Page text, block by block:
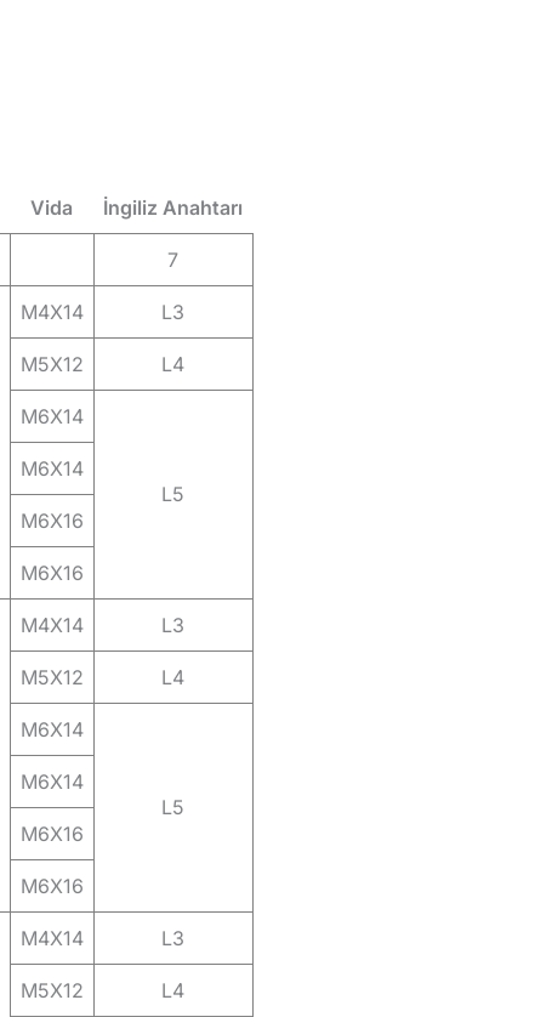
Vida İngiliz Anahtarı
7
M4X14 L3
M5X12 L4
M6X14
L5
M6X14
M6X16
M6X16
M4X14 L3
M5X12 L4
M6X14
L5
M6X14
M6X16
M6X16
M4X14 L3
M5X12 L4